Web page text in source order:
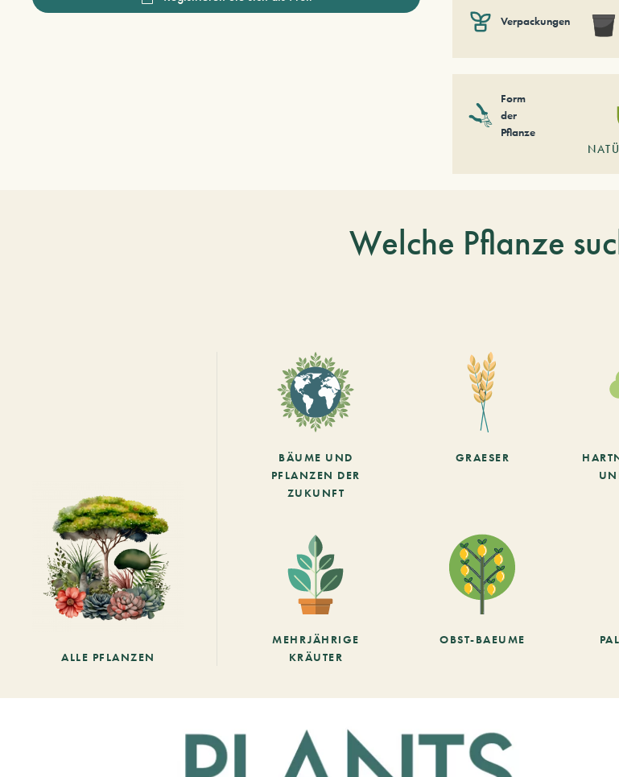
Verpackungen
Form
der
Pflanze
Welche Pflanze
ALLE PFLANZEN
BÄUME UND
PFLANZEN DER
ZUKUNFT
GRAESER
MEHRJÄHRIGE
KRÄUTER
OBST-BAEUME